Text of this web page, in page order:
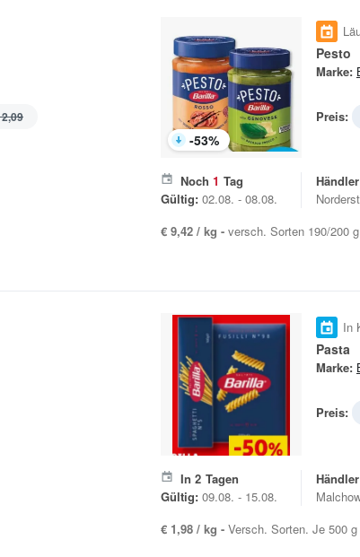
-53%
Pesto
Marke:
Preis:
Noch 1 Tag
Gültig: 02.08. - 08.08.
€ 9,42 / kg - versch. Sorten 190/200 g
In
Pasta
Marke:
Preis:
In 2 Tagen
Gültig: 09.08. - 15.08.
€ 1,98 / kg - Versch. Sorten. Je 500 g